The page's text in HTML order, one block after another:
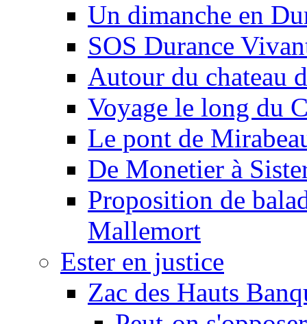
Un dimanche en
SOS Durance
Autour du chateau
Voyage le long du
Le pont de
De Monetier à
Proposition de
Mallemort
Ester en justice
Zac des Hauts